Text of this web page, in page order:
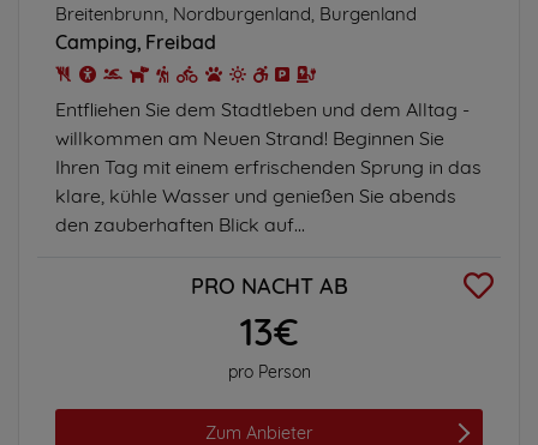
Breitenbrunn, Nordburgenland, Burgenland
Camping Freibad
Entfliehen Sie dem Stadtleben und dem Alltag -
willkommen am Neuen Strand! Beginnen Sie
Ihren Tag mit einem erfrischenden Sprung in das
klare, kühle Wasser und genießen Sie abends
den zauberhaften Blick auf...
PRO NACHT AB
13€
pro Person
Zum Anbieter